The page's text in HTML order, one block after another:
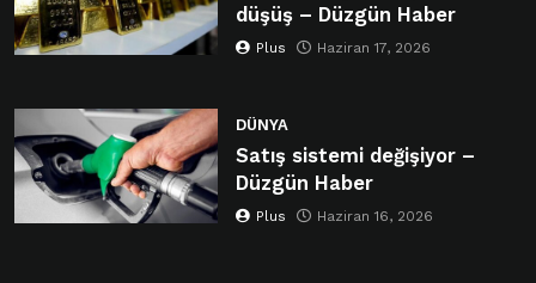
düşüş – Düzgün Haber
Plus Haziran 17, 2026
DÜNYA
Satış sistemi değişiyor –
Düzgün Haber
Plus Haziran 16, 2026